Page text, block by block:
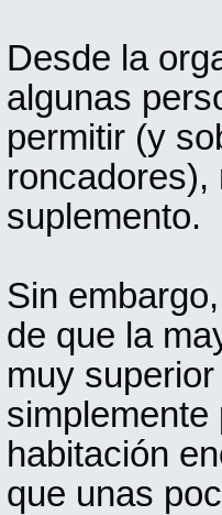
Desde la
algunas
permitir (y
roncadores),
suplemento.
Sin
de que la
muy
simplemente
habitación
que unas